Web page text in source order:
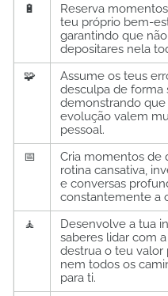
🔋
Reserva
teu próprio bem-
garantindo que
depositares nela
🧩
Assume os teus
desculpa de forma
demonstrando
evolução valem
pessoal.
📅
Cria momentos de
rotina cansativa,
e conversas
constantemente a
🧘
Desenvolve a tua
saberes lidar com
destrua o teu
nem todos os
para ti.